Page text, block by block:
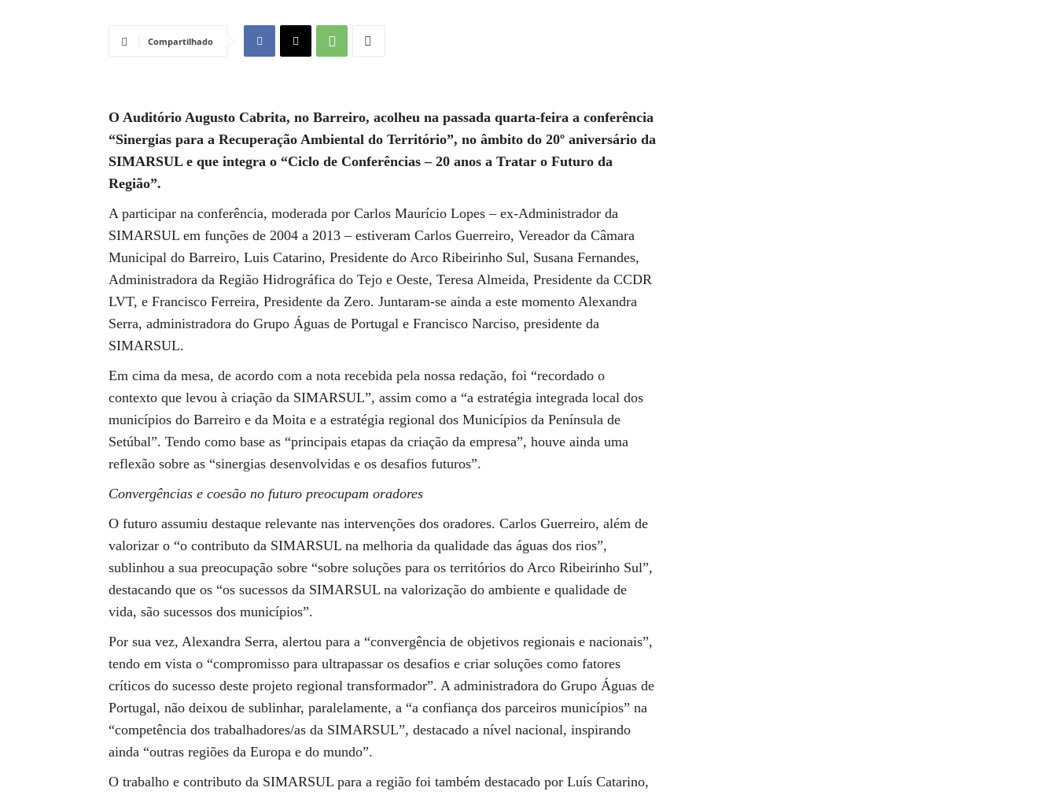
Compartilhado
O Auditório Augusto Cabrita, no Barreiro, acolheu na passada quarta-feira a conferência
“Sinergias para a Recuperação Ambiental do Território”, no âmbito do 20º aniversário da
SIMARSUL e que integra o “Ciclo de Conferências – 20 anos a Tratar o Futuro da
Região”.
A participar na conferência, moderada por Carlos Maurício Lopes – ex-Administrador da
SIMARSUL em funções de 2004 a 2013 – estiveram Carlos Guerreiro, Vereador da Câmara
Municipal do Barreiro, Luis Catarino, Presidente do Arco Ribeirinho Sul, Susana Fernandes,
Administradora da Região Hidrográfica do Tejo e Oeste, Teresa Almeida, Presidente da CCDR
LVT, e Francisco Ferreira, Presidente da Zero. Juntaram-se ainda a este momento Alexandra
Serra, administradora do Grupo Águas de Portugal e Francisco Narciso, presidente da
SIMARSUL.
Em cima da mesa, de acordo com a nota recebida pela nossa redação, foi “recordado o
contexto que levou à criação da SIMARSUL”, assim como a “a estratégia integrada local dos
municípios do Barreiro e da Moita e a estratégia regional dos Municípios da Península de
Setúbal”. Tendo como base as “principais etapas da criação da empresa”, houve ainda uma
reflexão sobre as “sinergias desenvolvidas e os desafios futuros”.
Convergências e coesão no futuro preocupam oradores
O futuro assumiu destaque relevante nas intervenções dos oradores. Carlos Guerreiro, além de
valorizar o “o contributo da SIMARSUL na melhoria da qualidade das águas dos rios”,
sublinhou a sua preocupação sobre “sobre soluções para os territórios do Arco Ribeirinho Sul”,
destacando que os “os sucessos da SIMARSUL na valorização do ambiente e qualidade de
vida, são sucessos dos municípios”.
Por sua vez, Alexandra Serra, alertou para a “convergência de objetivos regionais e nacionais”,
tendo em vista o “compromisso para ultrapassar os desafios e criar soluções como fatores
críticos do sucesso deste projeto regional transformador”. A administradora do Grupo Águas de
Portugal, não deixou de sublinhar, paralelamente, a “a confiança dos parceiros municípios” na
“competência dos trabalhadores/as da SIMARSUL”, destacado a nível nacional, inspirando
ainda “outras regiões da Europa e do mundo”.
O trabalho e contributo da SIMARSUL para a região foi também destacado por Luís Catarino,